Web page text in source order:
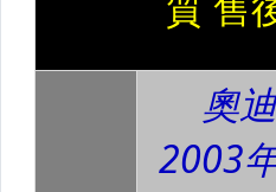
LED S25(1156)單蕊(1157)雙蕊
LED T20(7440)單蕊(7443)雙蕊
尾門防刮白金踏板